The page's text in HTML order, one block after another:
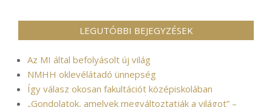
LEGUTÓBBI BEJEGYZÉSEK
Az MI által befolyásolt új világ
NMHH oklevélátadó ünnepség
Így válasz okosan fakultációt középiskolában
„Gondolatok, amelyek megváltoztatják a világot” –